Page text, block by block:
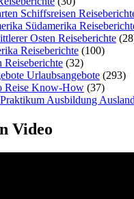
Schiffsreisen
Südamerika
Osten Reiseberichte
Reiseberichte (100)
Reiseberichte (32)
Urlaubsangebote (293)
Reise Know-How (37)
Ausbildung Ausland
Video